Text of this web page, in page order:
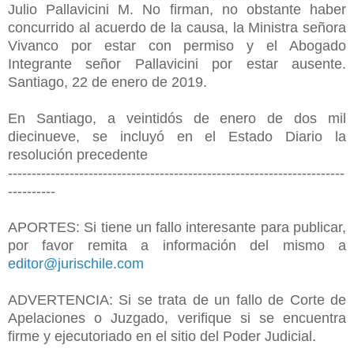
Julio Pallavicini M. No firman, no obstante haber
concurrido al acuerdo de la causa, la Ministra señora
Vivanco por estar con permiso y el Abogado
Integrante señor Pallavicini por estar ausente.
Santiago, 22 de enero de 2019.
En Santiago, a veintidós de enero de dos mil
diecinueve, se incluyó en el Estado Diario la
resolución precedente
-----------------------------------------------------------------------
----------
APORTES: Si tiene un fallo interesante para publicar,
por favor remita a información del mismo a
editor@jurischile.com
ADVERTENCIA: Si se trata de un fallo de Corte de
Apelaciones o Juzgado, verifique si se encuentra
firme y ejecutoriado en el sitio del Poder Judicial.